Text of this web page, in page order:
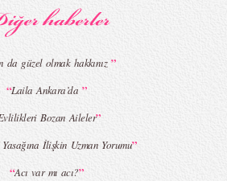
MBFWI - Burçe Bekrek 2015 Yaz Koleksiyonu
da güzel olmak hakkınız ”
“Laila Ankara’da ”
Bozan Aileler”
İlişkin Uzman Yorumu”
“Acı var mı acı?”